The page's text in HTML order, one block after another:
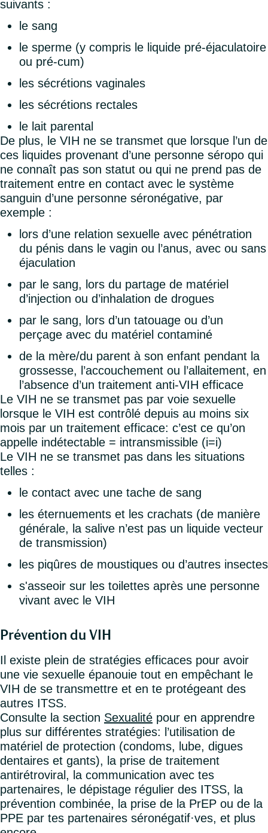
suivants :
le sang
le sperme (y compris le liquide pré-éjaculatoire
ou pré-cum)
les sécrétions vaginales
les sécrétions rectales
le lait parental
De plus, le VIH ne se transmet que lorsque l’un de
ces liquides provenant d’une personne séropo qui
ne connaît pas son statut ou qui ne prend pas de
traitement entre en contact avec le système
sanguin d’une personne séronégative, par
exemple :
lors d’une relation sexuelle avec pénétration
du pénis dans le vagin ou l’anus, avec ou sans
éjaculation
par le sang, lors du partage de matériel
d’injection ou d’inhalation de drogues
par le sang, lors d’un tatouage ou d’un
perçage avec du matériel contaminé
de la mère/du parent à son enfant pendant la
grossesse, l’accouchement ou l’allaitement, en
l’absence d’un traitement anti-VIH efficace
Le VIH ne se transmet pas par voie sexuelle
lorsque le VIH est contrôlé depuis au moins six
mois par un traitement efficace: c’est ce qu’on
appelle indétectable = intransmissible (i=i)
Le VIH ne se transmet pas dans les situations
telles :
le contact avec une tache de sang
les éternuements et les crachats (de manière
générale, la salive n’est pas un liquide vecteur
de transmission)
les piqûres de moustiques ou d’autres insectes
s'asseoir sur les toilettes après une personne
vivant avec le VIH
Prévention du VIH
Il existe plein de stratégies efficaces pour avoir
une vie sexuelle épanouie tout en empêchant le
VIH de se transmettre et en te protégeant des
autres ITSS.
Consulte la section Sexualité pour en apprendre
plus sur différentes stratégies: l’utilisation de
matériel de protection (condoms, lube, digues
dentaires et gants), la prise de traitement
antirétroviral, la communication avec tes
partenaires, le dépistage régulier des ITSS, la
prévention combinée, la prise de la PrEP ou de la
PPE par tes partenaires séronégatif·ves, et plus